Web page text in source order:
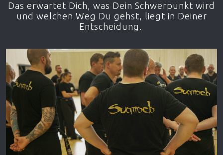
Das erwartet Dich, was Dein Schwerpunkt wird
und welchen Weg Du gehst, liegt in Deiner
Entscheidung.